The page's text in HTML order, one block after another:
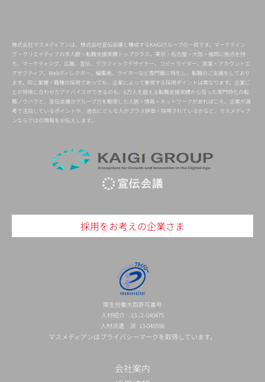
株式会社マスメディアンは、株式会社宣伝会議と構成するKAIGIグループの一員です。マーケティン
グ・クリエイティブの求人数・転職支援実績トップクラス。東京・名古屋・大阪・福岡に拠点を持
ち、マーケティング、広報、宣伝、グラフィックデザイナー、コピーライター、営業・アカウントエ
グゼクティブ、Webディレクター、編集者、ライターなど専門職に特化し、転職のご支援をしており
ます。同じ業種・職種の採用であっても、企業によって重視する採用ポイントは異なります。企業ご
との特徴に合わせたアドバイスができるのも、6万人を超える転職支援実績から培った専門特化の転
職ノウハウと、宣伝会議のグループ力を駆使した人脈・情報・ネットワークがあればこそ。企業が選
考で注目しているポイントや、過去にどんな人がプラス評価・採用されているかなど、マスメディア
ンならではの情報をお伝えします。
採用をお考えの企業さま
厚生労働大臣許可番号
人材紹介 13-ユ-040475
人材派遣 派 13-040596
マスメディアンはプライバシーマークを取得しています。
会社案内